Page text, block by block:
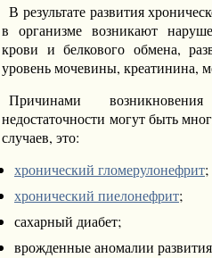
В результате развития
в организме возникают
крови и белкового обмена,
уровень мочевины, креатинина,
Причинами
недостаточности могут быть
случаев, это:
хронический гломерулонефрит;
хронический пиелонефрит;
сахарный диабет;
врожденные аномалии